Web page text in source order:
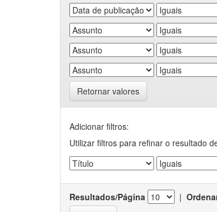
Retornar valores
Adicionar filtros:
Utilizar filtros para refinar o resultado
Resultados/Página |